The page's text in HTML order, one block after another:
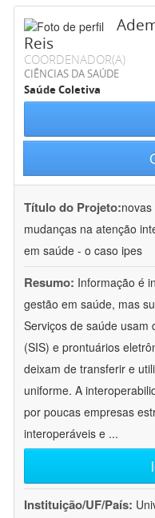
Reis
COORDENADOR(A)
CIÊNCIAS DA SAÚDE
Saúde Coletiva
Título do Projeto:
mudanças na atenção
em saúde - o caso ipes
Resumo: Informação é
gestão em saúde, mas
Serviços de saúde usam
(SIS) e prontuários
deixam de transferir e
uniforme. A
por poucas empresas
interoperáveis e ...
Instituição/UF/País: